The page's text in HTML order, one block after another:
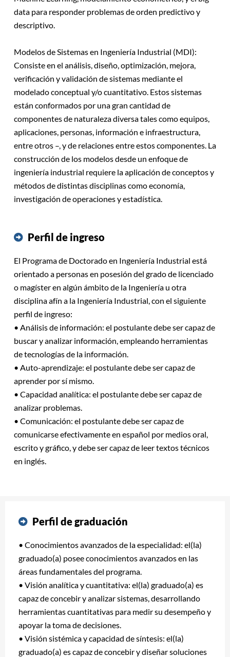
data para responder problemas de orden predictivo y
descriptivo.
Modelos de Sistemas en Ingeniería Industrial (MDI):
Consiste en el análisis, diseño, optimización, mejora,
verificación y validación de sistemas mediante el
modelado conceptual y/o cuantitativo. Estos sistemas
están conformados por una gran cantidad de
componentes de naturaleza diversa tales como equipos,
aplicaciones, personas, información e infraestructura,
entre otros –, y de relaciones entre estos componentes. La
construcción de los modelos desde un enfoque de
ingeniería industrial requiere la aplicación de conceptos y
métodos de distintas disciplinas como economía,
investigación de operaciones y estadística.
Perfil de ingreso
El Programa de Doctorado en Ingeniería Industrial está
orientado a personas en posesión del grado de licenciado
o magíster en algún ámbito de la Ingeniería u otra
disciplina afín a la Ingeniería Industrial, con el siguiente
perfil de ingreso:
• Análisis de información: el postulante debe ser capaz de
buscar y analizar información, empleando herramientas
de tecnologías de la información.
• Auto-aprendizaje: el postulante debe ser capaz de
aprender por sí mismo.
• Capacidad analítica: el postulante debe ser capaz de
analizar problemas.
• Comunicación: el postulante debe ser capaz de
comunicarse efectivamente en español por medios oral,
escrito y gráfico, y debe ser capaz de leer textos técnicos
en inglés.
Perfil de graduación
• Conocimientos avanzados de la especialidad: el(la)
graduado(a) posee conocimientos avanzados en las
áreas fundamentales del programa.
• Visión analítica y cuantitativa: el(la) graduado(a) es
capaz de concebir y analizar sistemas, desarrollando
herramientas cuantitativas para medir su desempeño y
apoyar la toma de decisiones.
• Visión sistémica y capacidad de síntesis: el(la)
graduado(a) es capaz de concebir y diseñar soluciones